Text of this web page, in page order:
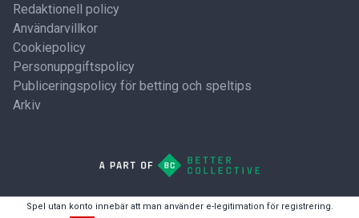
Redaktionell policy
Användarvillkor
Cookiepolicy
Personuppgiftspolicy
Publiceringspolicy för betting och speltips
Arkiv
Spel utan konto innebär att man använder e-legitimation för registrering.